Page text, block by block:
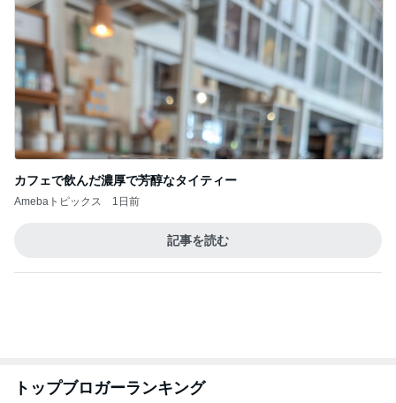
カフェで飲んだ濃厚で芳醇なタイティー
Amebaトピックス 1日前
記事を読む
トップブロガーランキング